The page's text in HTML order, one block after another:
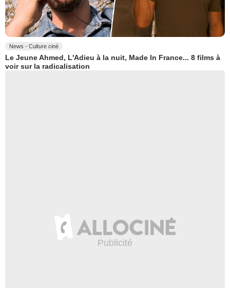
News - Culture ciné
Le Jeune Ahmed, L'Adieu à la nuit, Made In France... 8 films à
voir sur la radicalisation